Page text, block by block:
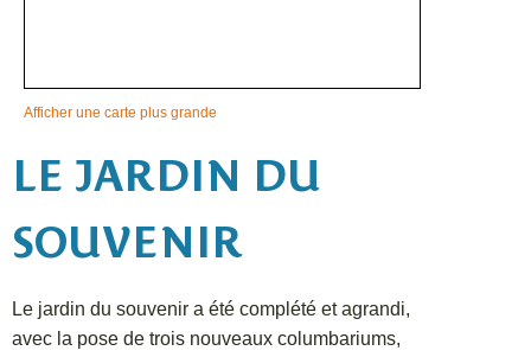
Afficher une carte plus grande
LE JARDIN DU
SOUVENIR
Le jardin du souvenir a été complété et agrandi,
avec la pose de trois nouveaux columbariums,